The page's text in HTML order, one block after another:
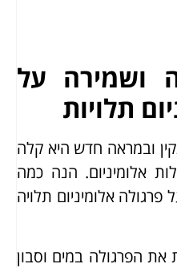
ושמירה על
תלויות
ובמראה חדש היא קלה
אלומיניום. הנה כמה
אלומיניום תלויה
את הפרגולה במים וסבון